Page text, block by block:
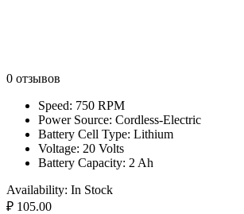
0 отзывов
Speed: 750 RPM
Power Source: Cordless-Electric
Battery Cell Type: Lithium
Voltage: 20 Volts
Battery Capacity: 2 Ah
Availability: In Stock
₽ 105.00